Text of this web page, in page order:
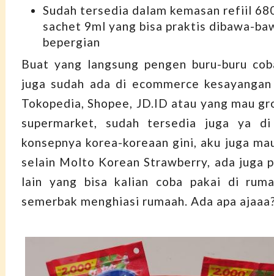
Sudah tersedia dalam kemasan refiil
sachet 9ml yang bisa praktis dibawa-
bepergian
Buat yang langsung pengen buru-buru
juga sudah ada di ecommerce
Tokopedia, Shopee, JD.ID atau yang mau
supermarket, sudah tersedia juga ya di
konsepnya korea-koreaan gini, aku juga
selain Molto Korean Strawberry, ada juga
lain yang bisa kalian coba pakai di
semerbak menghiasi rumaah. Ada apa